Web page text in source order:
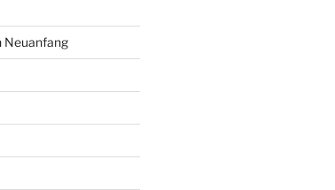
Neuanfang